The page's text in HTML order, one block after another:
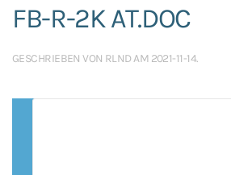
FB-R-2K AT.DOC
GESCHRIEBEN VON RLNDAM 2021-11-14.